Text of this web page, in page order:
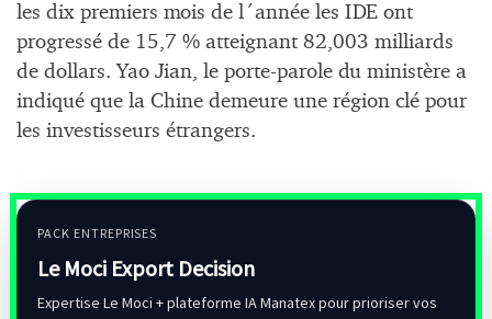
les dix premiers mois de l´année les IDE ont
progressé de 15,7 % atteignant 82,003 milliards
de dollars. Yao Jian, le porte-parole du ministère a
indiqué que la Chine demeure une région clé pour
les investisseurs étrangers.
PACK ENTREPRISES
Le Moci Export Decision
Expertise Le Moci + plateforme IA Manatex pour prioriser vos